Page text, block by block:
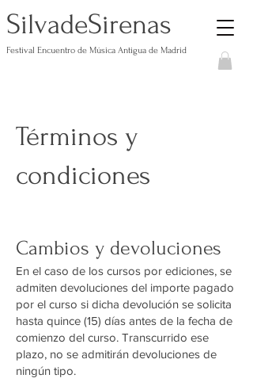
SilvadeSirenas
Festival Encuentro de Música Antigua de Madrid
Términos y
condiciones
Cambios y devoluciones
En el caso de los cursos por ediciones, se
admiten devoluciones del importe pagado
por el curso si dicha devolución se solicita
hasta quince (15) días antes de la fecha de
comienzo del curso. Transcurrido ese
plazo, no se admitirán devoluciones de
ningún tipo.